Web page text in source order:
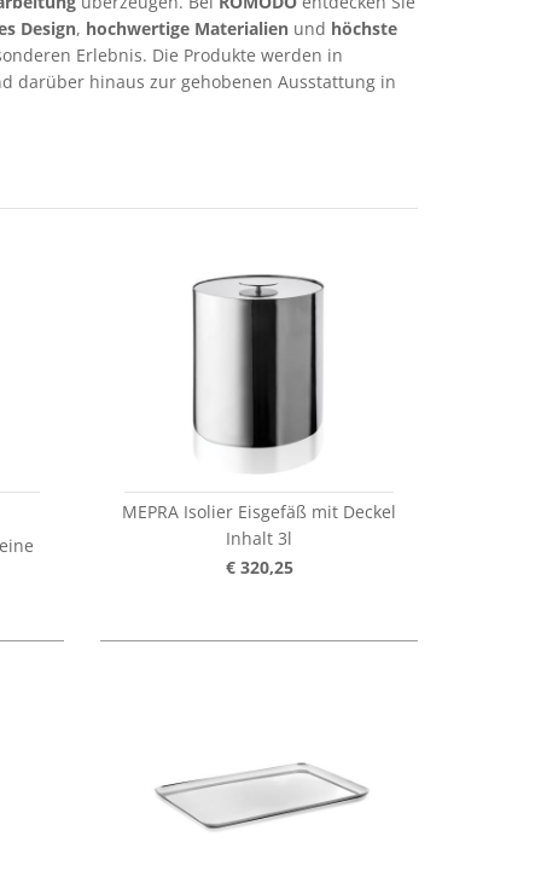
Design, hochwertige Materialienund höchste
Erlebnis. Die Produkte werden in
darüber hinaus zur gehobenen Ausstattung in
MEPRA Isolier Eisgefäß mit Deckel
Inhalt 3l
€ 320,25